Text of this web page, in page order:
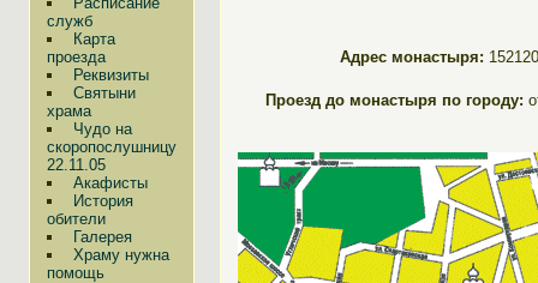
служб
Карта
проезда
Реквизиты
Святыни
храма
Чудо на
скоропослушницу
22.11.05
Акафисты
История
обители
Галерея
Храму нужна
помощь
Адрес монастыря:
Проезд до монастыря по городу: